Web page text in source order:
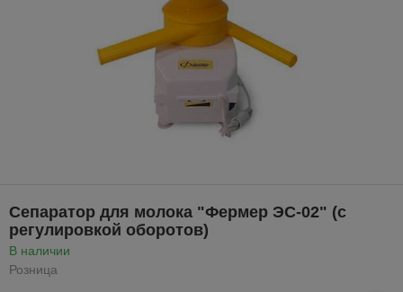
Сепаратор для молока "Фермер ЭС-02" (c
регулировкой оборотов)
В наличии
Розница